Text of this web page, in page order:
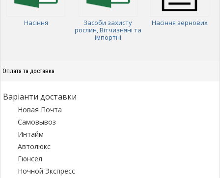
Насіння
Засоби захисту
рослин, Вітчизняні та
імпортні
Насіння зернових
Оплата та доставка
Варіанти доставки
Новая Почта
Самовывоз
Интайм
Автолюкс
Гюнсел
Ночной Экспресс